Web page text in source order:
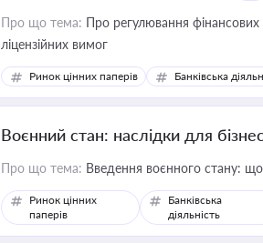
Про що тема: Про регулювання фінансових і платіжних послуг, управління
ліцензійних вимог
Ринок цінних паперів Банківська
Воєнний стан: наслідки для
Про що тема: Введення воєнного стану: що
Ринок цінних
паперів
Банківська
діяльність